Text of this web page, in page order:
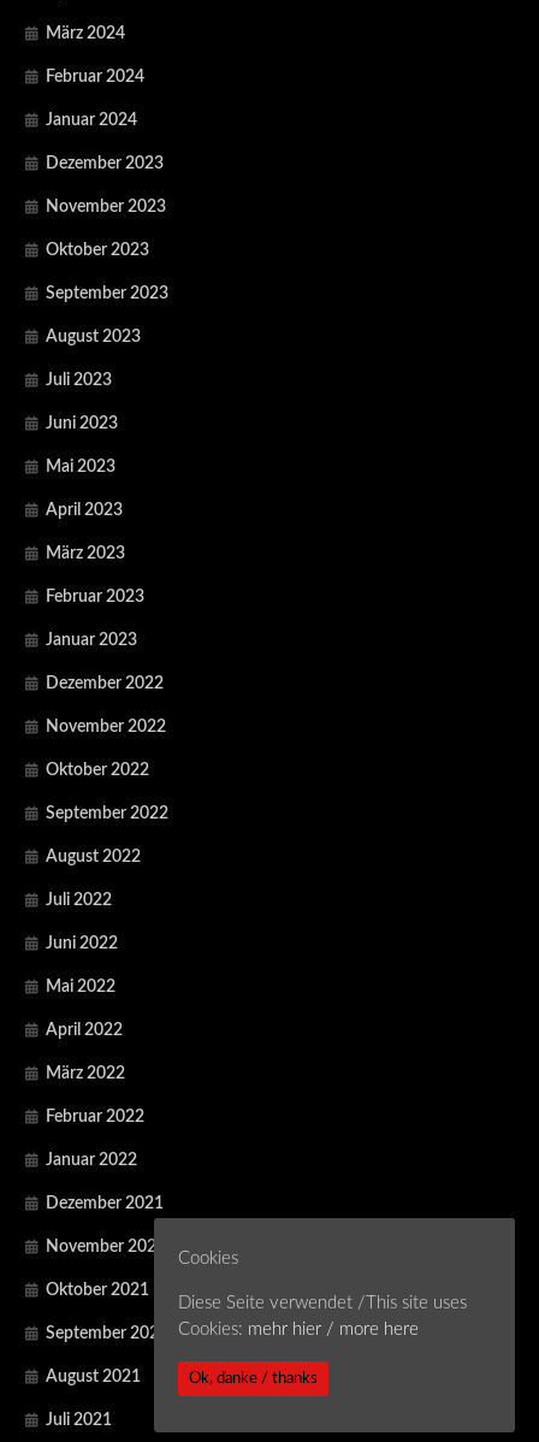
März 2024
Februar 2024
Januar 2024
Dezember 2023
November 2023
Oktober 2023
September 2023
August 2023
Juli 2023
Juni 2023
Mai 2023
April 2023
März 2023
Februar 2023
Januar 2023
Dezember 2022
November 2022
Oktober 2022
September 2022
August 2022
Juli 2022
Juni 2022
Mai 2022
April 2022
März 2022
Februar 2022
Januar 2022
Dezember 2021
November 2021
Oktober 2021
September 2021
August 2021
Juli 2021
Cookies
Diese Seite verwendet /This site uses
Cookies: mehr hier / more here
Ok, danke / thanks